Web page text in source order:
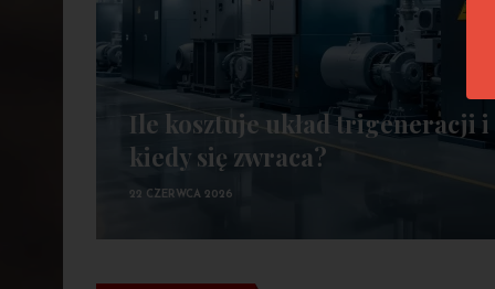
Ile kosztuje układ trigeneracji i
kiedy się zwraca?
22 CZERWCA 2026